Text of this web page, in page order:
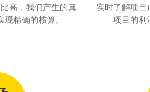
高，我们产生的真
精确的核算。
实时了解项目
项目的利